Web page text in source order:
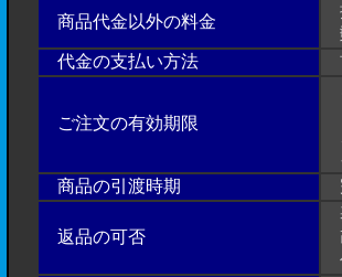
商品代金以外の料金
代金の支払い方法
ご注文の有効期限
商品の引渡時期
返品の可否